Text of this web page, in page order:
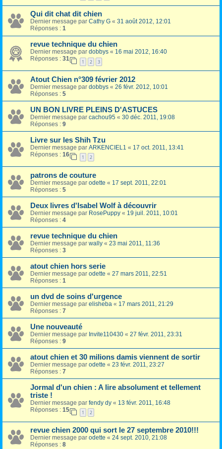
Qui dit chat dit chien
Dernier message par Cathy G« 31 août 2012, 12:01
Réponses : 1
revue technique du chien
Dernier message par dobbys« 16 mai 2012, 16:40
Réponses : 31 1 2 3
Atout Chien n°309 février 2012
Dernier message par dobbys« 26 févr. 2012, 10:01
Réponses : 5
UN BON LIVRE PLEINS D'ASTUCES
Dernier message par cachou95« 30 déc. 2011, 19:08
Réponses : 9
Livre sur les Shih Tzu
Dernier message par ARKENCIEL1 « 17 oct. 2011, 13:41
Réponses : 16 1 2
patrons de couture
Dernier message par odette « 17 sept. 2011, 22:01
Réponses : 5
Deux livres d'Isabel Wolf à découvrir
Dernier message par RosePuppy« 19 juil. 2011, 10:01
Réponses : 4
revue technique du chien
Dernier message par wally« 23 mai 2011, 11:36
Réponses : 3
atout chien hors serie
Dernier message par odette « 27 mars 2011, 22:51
Réponses : 1
un dvd de soins d'urgence
Dernier message par elisheba « 17 mars 2011, 21:29
Réponses : 7
Une nouveauté
Dernier message par Invite110430« 27 févr. 2011, 23:31
Réponses : 9
atout chien et 30 milions damis viennent de sortir
Dernier message par odette « 23 févr. 2011, 23:27
Réponses : 7
Jormal d'un chien : A lire absolument et tellement
triste !
Dernier message par fendy dy« 13 févr. 2011, 16:48
Réponses : 15 1 2
revue chien 2000 qui sort le 27 septembre 2010!!!
Dernier message par odette « 24 sept. 2010, 21:08
Réponses : 8